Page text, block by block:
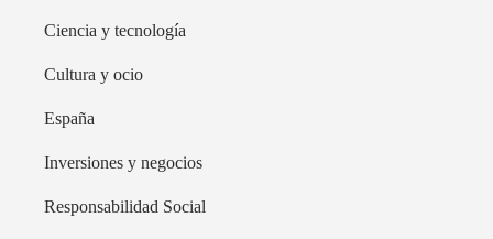
Ciencia y tecnología
Cultura y ocio
España
Inversiones y negocios
Responsabilidad Social